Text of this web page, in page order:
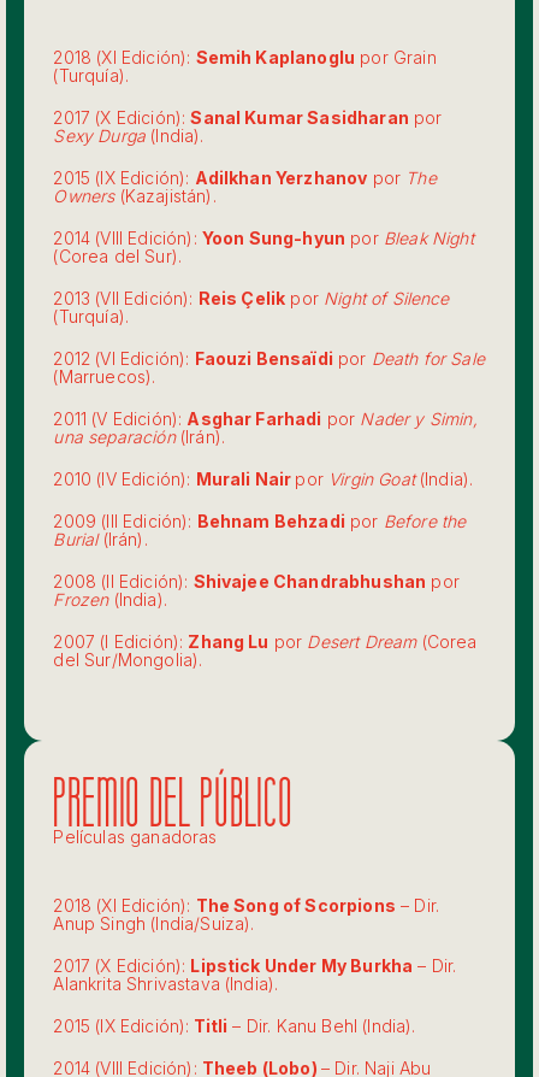
2018 (XI Edición): Semih Kaplanoglu por Grain
(Turquía).
2017 (X Edición):Sanal Kumar Sasidharan por
Sexy Durga (India).
2015 (IX Edición): Adilkhan Yerzhanov por The
Owners(Kazajistán).
2014 (VIII Edición): Yoon Sung-hyun por Bleak Night
(Corea del Sur).
2013 (VII Edición): Reis Çelik por Night of Silence
(Turquía).
2012 (VI Edición): Faouzi Bensaïdi por Death for Sale
(Marruecos).
2011 (V Edición): Asghar Farhadi por Nader y Simin,
una separación(Irán).
2010 (IV Edición): Murali Nair por Virgin Goat(India).
2009 (III Edición): Behnam Behzadi por Before the
Burial(Irán).
2008 (II Edición): Shivajee Chandrabhushan por
Frozen(India).
2007 (I Edición): Zhang Lu por Desert Dream(Corea
del Sur/Mongolia).
premio del público
Películas ganadoras
2018 (XI Edición): The Song of Scorpions – Dir.
Anup Singh (India/Suiza).
2017 (X Edición): Lipstick Under My Burkha – Dir.
Alankrita Shrivastava (India).
2015 (IX Edición): Titli – Dir. Kanu Behl (India).
2014 (VIII Edición): Theeb (Lobo) – Dir. Naji Abu